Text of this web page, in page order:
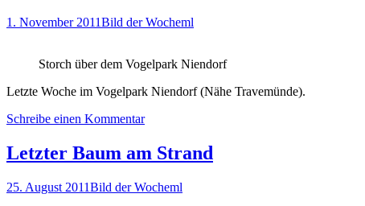
1. November 2011Bild der Wocheml
Storch über dem Vogelpark Niendorf
Letzte Woche im Vogelpark Niendorf (Nähe Travemünde).
Schreibe einen Kommentar
Letzter Baum am Strand
25. August 2011Bild der Wocheml